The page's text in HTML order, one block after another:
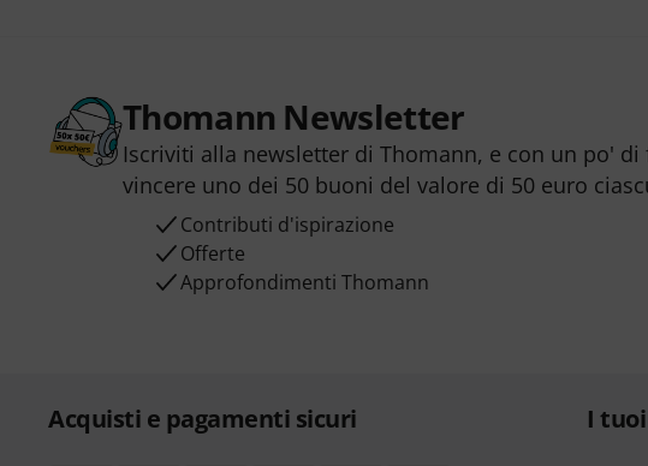
Thomann Newsletter
Iscriviti alla newsletter di Thomann, e con un po'
vincere uno dei 50 buoni del valore di 50 euro
Contributi d'ispirazione
Offerte
Approfondimenti Thomann
Acquisti e pagamenti sicuri I